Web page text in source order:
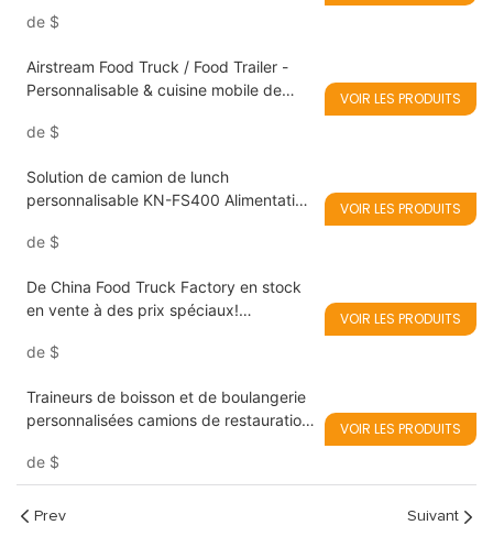
de $
Airstream Food Truck / Food Trailer -
Personnalisable & cuisine mobile de
de $
VOIR LES PRODUITS
Solution de camion de lunch
personnalisable KN-FS400 Alimentation
de $
VOIR LES PRODUITS
De China Food Truck Factory en stock
en vente à des prix spéciaux!
de $
VOIR LES PRODUITS
Traineurs de boisson et de boulangerie
personnalisées camions de restauration
de $
VOIR LES PRODUITS
Prev Suivant